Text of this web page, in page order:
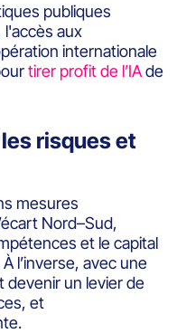
publiques
aux
internationale
tirer profit de l’IAde
risques et
mesures
Nord–Sud,
et le capital
l’inverse, avec une
devenir un levier de
et